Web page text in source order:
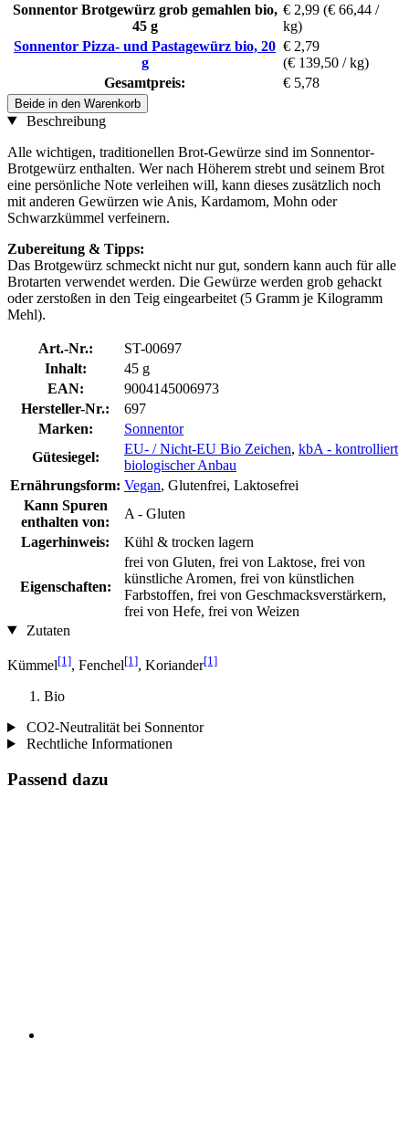
Sonnentor Brotgewürz grob gemahlen bio,
45 g
€ 2,99 (€ 66,44 /
kg)
Sonnentor Pizza- und Pastagewürz bio, 20
g
€ 2,79
(€ 139,50 / kg)
Gesamtpreis:
€ 5,78
Beide in den Warenkorb
Beschreibung
Alle wichtigen, traditionellen Brot-Gewürze sind im Sonnentor-
Brotgewürz enthalten. Wer nach Höherem strebt und seinem Brot
eine persönliche Note verleihen will, kann dieses zusätzlich noch
mit anderen Gewürzen wie Anis, Kardamom, Mohn oder
Schwarzkümmel verfeinern.
Zubereitung & Tipps:
Das Brotgewürz schmeckt nicht nur gut, sondern kann auch für alle
Brotarten verwendet werden. Die Gewürze werden grob gehackt
oder zerstoßen in den Teig eingearbeitet (5 Gramm je Kilogramm
Mehl).
Art.-Nr.:
ST-00697
Inhalt:
45 g
EAN:
9004145006973
Hersteller-Nr.:
697
Marken:
Sonnentor
Gütesiegel:
EU- / Nicht-EU Bio Zeichen, kbA - kontrolliert
biologischer Anbau
Ernährungsform: Vegan, Glutenfrei, Laktosefrei
Kann Spuren
enthalten von:
A - Gluten
Lagerhinweis:
Kühl & trocken lagern
Eigenschaften:
frei von Gluten, frei von Laktose, frei von
künstliche Aromen, frei von künstlichen
Farbstoffen, frei von Geschmacksverstärkern,
frei von Hefe, frei von Weizen
Zutaten
Kümmel[1], Fenchel[1], Koriander[1]
Bio
CO2-Neutralität bei Sonnentor
Rechtliche Informationen
Passend dazu